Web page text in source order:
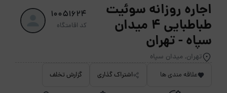
اجاره روزانه سوئیت
طباطبایی 4 میدان
سپاه - تهران
تهران, میدان سپاه
10051624
کد اقامتگاه
علاقه مندی ها اشتراک گذاری گزارش تخلف